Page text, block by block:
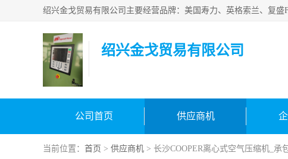
绍兴金戈贸易有限公司
公司首页 供应商机
当前位置： 首页 > 供应商机 > 长沙COOPER离心式空气压缩机_承